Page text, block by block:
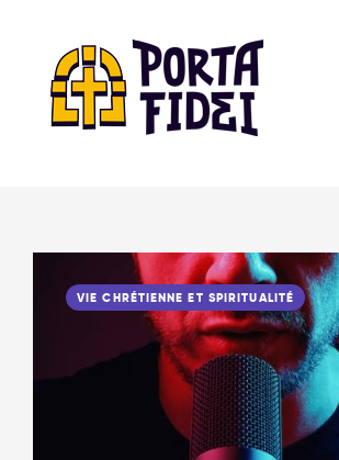
VIE CHRÉTIENNE ET SPIRITUALITÉ